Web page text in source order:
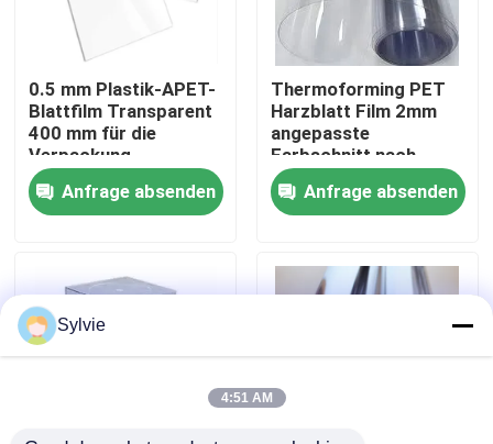
Fabrik-Ausflug
Qualitätskontrolle
Treten Sie mit uns in Verbindung
Fälle
PET-Folie
0.5 mm Plastik-APET-
Blattfilm Transparent
400 mm für die
Verpackung
angepasst
Anfrage absenden
Thermoforming PET
Harzblatt Film 2mm
angepasste
Farbschnitt nach
Größe
Anfrage absenden
Sylvie
4:51 AM